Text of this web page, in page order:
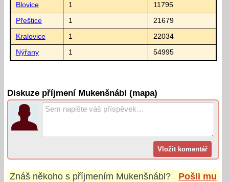
Blovice 1 11795
Přeštice 1 21679
Kralovice 1 22034
Nýřany 1 54995
Diskuze příjmení Mukenšnábl (mapa)
Znáš někoho s příjmením Mukenšnábl?
Pošli mu